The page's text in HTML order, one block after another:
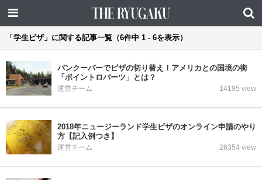
「学生ビザ」に関する記事一覧（6件中 1 - 6を表示）
バンクーバーでビザの切り替え！アメリカとの国境の街
「ポイントロバーツ」とは？
運営チーム 14195 view
2018年ニュージーランド学生ビザのオンライン申請のやり
方【記入例つき】
運営チーム 26354 view